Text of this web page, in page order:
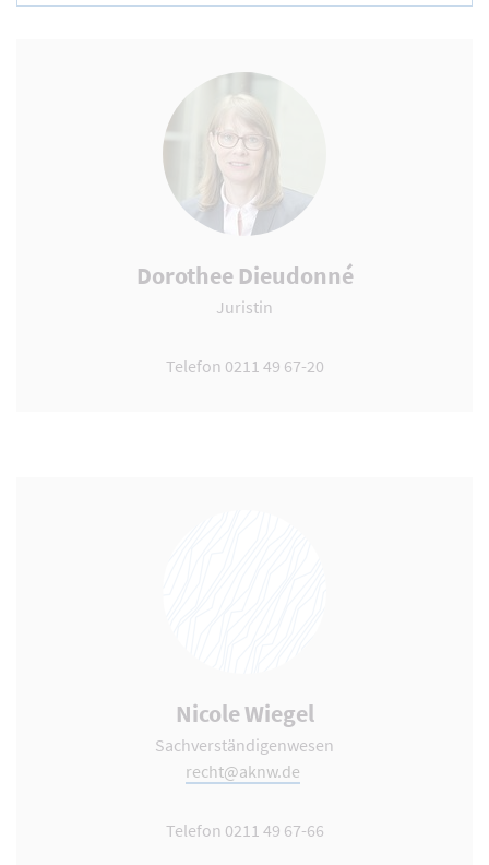
Dorothee Dieudonné
Juristin
Telefon 0211 49 67-20
Nicole Wiegel
Sachverständigenwesen
recht@aknw.de
Telefon 0211 49 67-66